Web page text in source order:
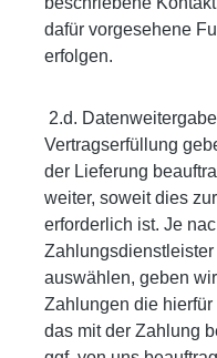
dafür vorgesehene
erfolgen.
2.d.
Vertragserfüllung
der Lieferung
weiter, soweit dies
erforderlich ist. Je
auswählen, geben
Zahlungen die
das mit der Zahlung